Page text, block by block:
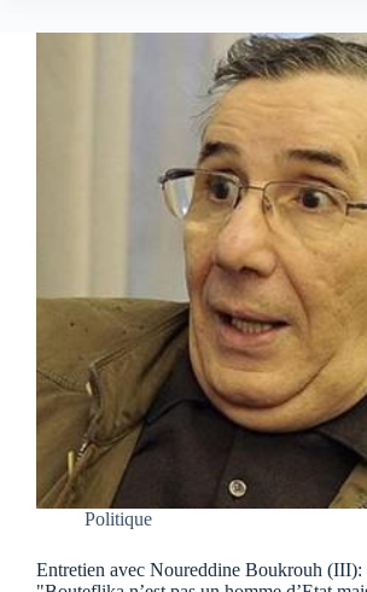
Politique
Entretien avec Noureddine Boukrouh (III):